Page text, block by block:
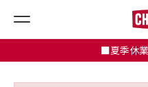
■夏季休